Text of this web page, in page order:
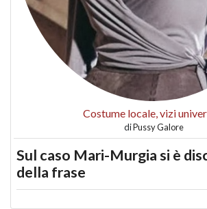
Costume locale, vizi
diPussy Galore
Sul caso Mari-Murgia si è
della frase